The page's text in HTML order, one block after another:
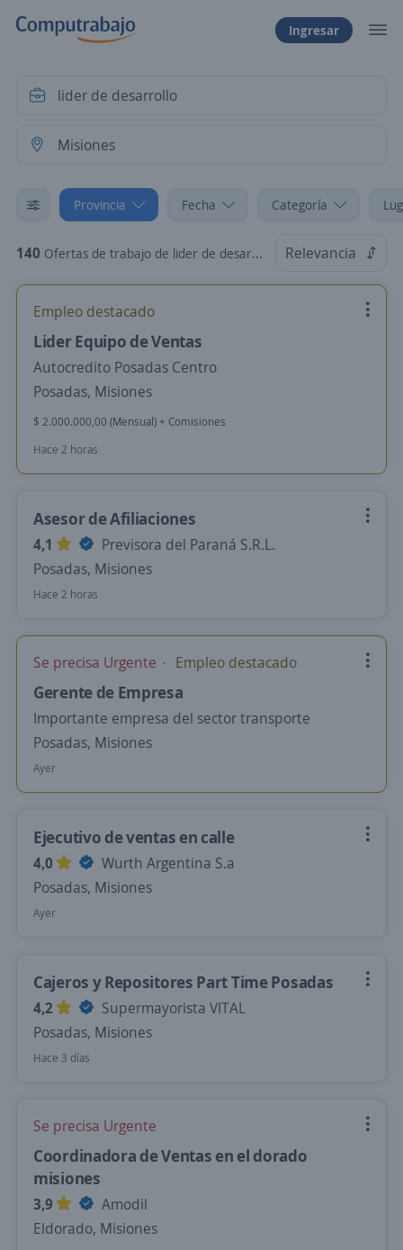
Ingresar
Provincia Fecha Categoría
140 Ofertas de trabajo de lider de desarrollo en Misiones Relevancia
Empleo destacado
Lider Equipo de Ventas
Autocredito Posadas Centro
Posadas, Misiones
$ 2.000.000,00 (Mensual) + Comisiones
Hace 2 horas
Asesor de Afiliaciones
4,1
Previsora del Paraná S.R.L.
Posadas, Misiones
Hace 2 horas
Se precisa Urgente Empleo destacado
Gerente de Empresa
Importante empresa del sector transporte
Posadas, Misiones
Ayer
Ejecutivo de ventas en calle
4,0
Wurth Argentina S.a
Posadas, Misiones
Ayer
Cajeros y Repositores Part Time Posadas
4,2
Supermayorista VITAL
Posadas, Misiones
Hace 3 días
Se precisa Urgente
Coordinadora de Ventas en el dorado
misiones
3,9
Amodil
Eldorado, Misiones